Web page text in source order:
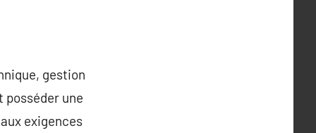
gestion
une
exigences